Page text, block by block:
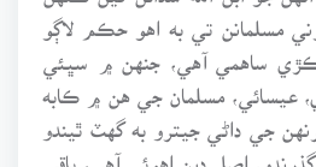
مسلمانن تي به اهو حڪم لاڳو
ساهمي آهي، جنهن ۾ سڀئي
عيسائي، مسلمان جي هن ۾ ڪابه
جي داڻي جيترو به گهٽ ٿيندو
گذرندو. اصل دين اهوئي آهي، باقي